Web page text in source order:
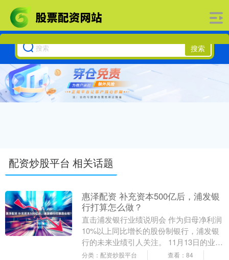
搜索
配资炒股平台 相关话题
惠泽配资 补充资本500亿后，浦发银
行打算怎么做？
直击浦发银行业绩说明会 作为归母净利润
10%以上同比增长的股份制银行，浦发银
行的未来业绩引人关注。 11月13日的业绩
说明会上，副行长、董事会秘书张健进一
分类：配资炒股平台 查看：84